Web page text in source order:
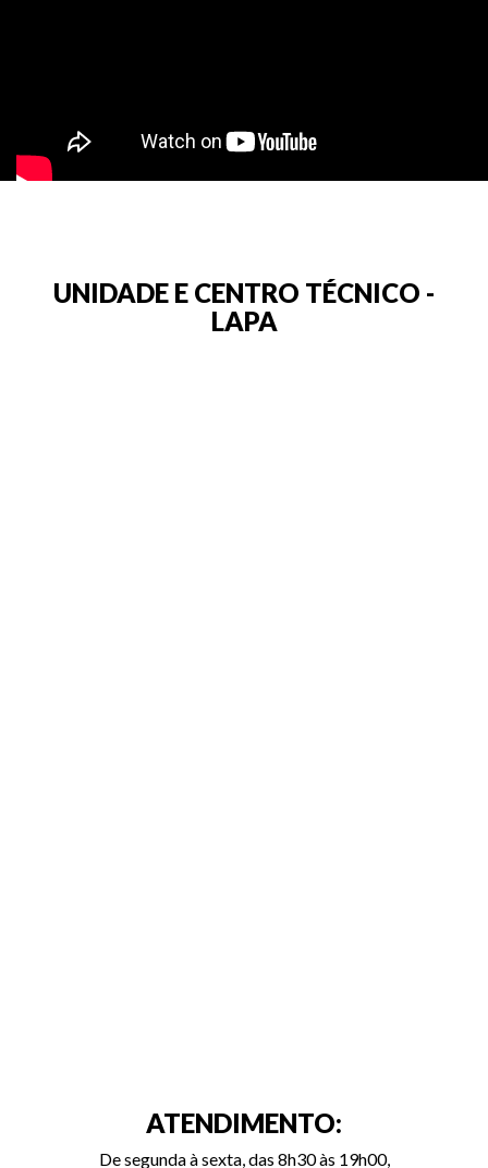
UNIDADE E CENTRO TÉCNICO -
LAPA
ATENDIMENTO:
De segunda à sexta, das 8h30 às 19h00,